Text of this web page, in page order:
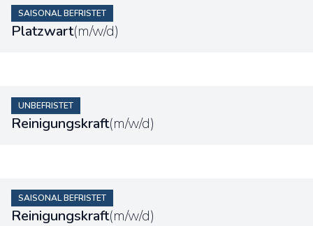
SAISONAL BEFRISTET
Platzwart(m/w/d)
UNBEFRISTET
Reinigungskraft(m/w/d)
SAISONAL BEFRISTET
Reinigungskraft(m/w/d)